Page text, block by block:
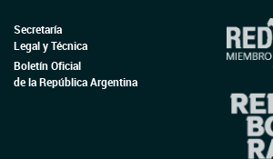
Secretaría
Legal y Técnica
Boletín Oficial
de la República Argentina